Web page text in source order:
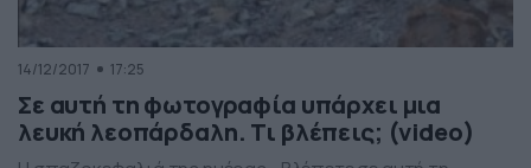
14/12/2017 17:25
Σε αυτή τη φωτογραφία υπάρχει μια
λευκή λεοπάρδαλη. Τι βλέπεις; (video)